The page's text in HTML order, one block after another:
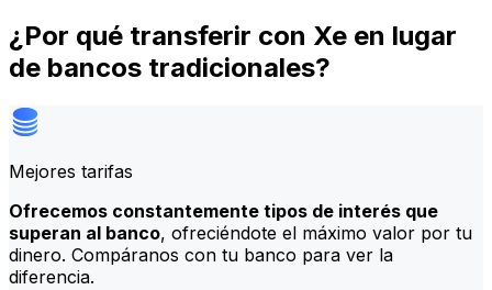
¿Por qué transferir con Xe en lugar
de bancos tradicionales?
Mejores tarifas
Ofrecemos constantemente tipos de interés que
superan al banco, ofreciéndote el máximo valor por tu
dinero. Compáranos con tu banco para ver la
diferencia.